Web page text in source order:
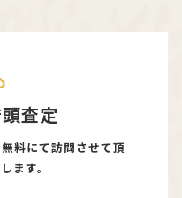
査定
料にて訪問させて頂
ます。